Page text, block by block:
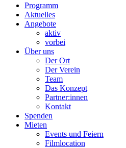
Programm
Aktuelles
Angebote
aktiv
vorbei
Über uns
Der Ort
Der Verein
Team
Das Konzept
Partner:innen
Kontakt
Spenden
Mieten
Events und Feiern
Filmlocation